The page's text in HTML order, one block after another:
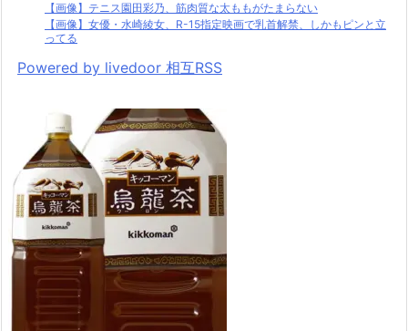
【画像】テニス園田彩乃、筋肉質な太ももがたまらない
【画像】女優・水崎綾女、R-15指定映画で乳首解禁、しかもピンと立
ってる
Powered by livedoor 相互RSS